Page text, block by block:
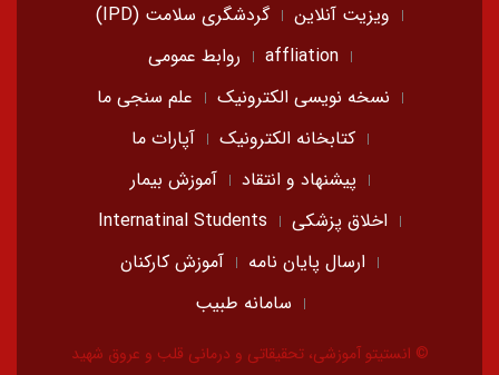
ویزیت آنلاین
گردشگری سلامت (IPD)
affliation
روابط عمومی
نسخه نویسی الکترونیک
علم سنجی ما
کتابخانه الکترونیک
آپارات ما
پیشنهاد و انتقاد
آموزش بیمار
اخلاق پزشکی
Internatinal Students
ارسال پایان نامه
آموزش کارکنان
سامانه طبیب
© انستیتو آموزشی، تحقیقاتی و درمانی قلب و عروق شهید